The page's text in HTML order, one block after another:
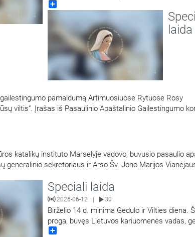
50:14
šiuolaikiniame pasaulyje“. Įrašas iš Pasaulinio
20:24
laida
pamaldumą Artimuosiuose Rytuose Rosy
viltis“. Įrašas iš Pasaulinio Apaštalinio Gailestingumo
katalikų instituto Marselyje vadovo, buvusio pasaulio
generalinio sekretoriaus ir Arso Šv. Jono Marijos
Patrice Chocholski pranešimas iš Pasaulinio Apaštalinio
Speciali laida
2026-06-12 | 30
Birželio 14 d. minima Gedulo ir Vilties diena.
proga, buvęs Lietuvos kariuomenės vadas,
leitenantas Jonas Vytautas Žukas pasakoja